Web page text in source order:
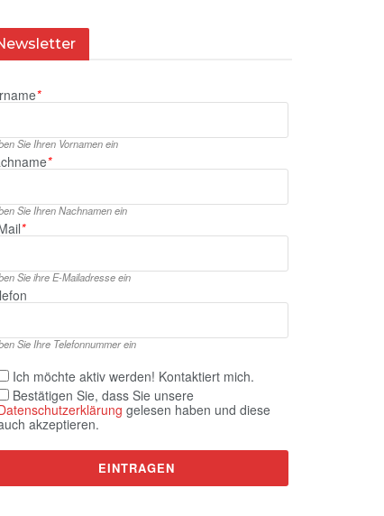
*
Sie Ihren Vornamen ein
*
Sie Ihren Nachnamen ein
*
Sie ihre E‑Mailadresse ein
Sie Ihre Telefonnummer ein
Ich möchte aktiv werden! Kontaktiert mich.
Bestätigen Sie, dass Sie unsere
gelesen haben und diese
akzeptieren.